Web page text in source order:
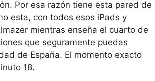
Por esa razón tiene esta pared de
esta, con todos esos iPads y
mientras enseña el cuarto de
que seguramente puedas
de España. El momento exacto
18.